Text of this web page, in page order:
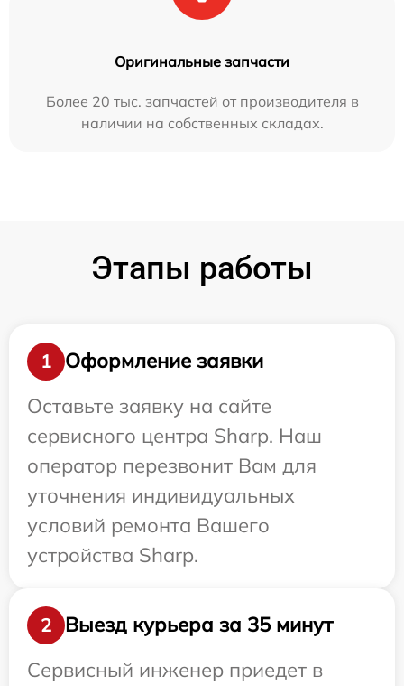
Оригинальные запчасти
Более 20 тыс. запчастей от производителя в
наличии на собственных складах.
Этапы работы
1
Оформление заявки
Оставьте заявку на сайте
сервисного центра Sharp. Наш
оператор перезвонит Вам для
уточнения индивидуальных
условий ремонта Вашего
устройства Sharp.
2
Выезд курьера за 35 минут
Сервисный инженер приедет в